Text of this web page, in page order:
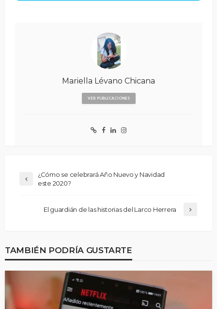
Mariella Lévano Chicana
VER PUBLICACIONES
¿Cómo se celebrará Año Nuevo y Navidad
este 2020?
El guardián de las historias del Larco Herrera
TAMBIÉN PODRÍA GUSTARTE